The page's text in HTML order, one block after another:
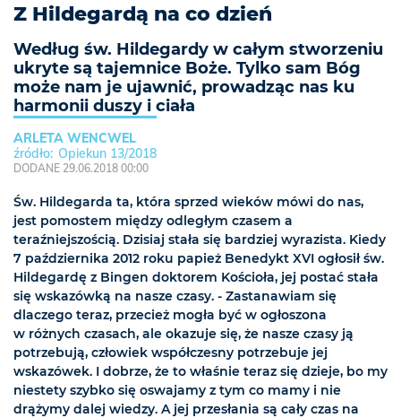
Z Hildegardą na co dzień
Według św. Hildegardy w całym stworzeniu
ukryte są tajemnice Boże. Tylko sam Bóg
może nam je ujawnić, prowadząc nas ku
harmonii duszy i ciała
ARLETA WENCWEL
Opiekun 13/2018
DODANE 29.06.2018 00:00
Św. Hildegarda ta, która sprzed wieków mówi do nas,
jest pomostem między odległym czasem a
teraźniejszością. Dzisiaj stała się bardziej wyrazista. Kiedy
7 października 2012 roku papież Benedykt XVI ogłosił św.
Hildegardę z Bingen doktorem Kościoła, jej postać stała
się wskazówką na nasze czasy. - Zastanawiam się
dlaczego teraz, przecież mogła być w ogłoszona
w różnych czasach, ale okazuje się, że nasze czasy ją
potrzebują, człowiek współczesny potrzebuje jej
wskazówek. I dobrze, że to właśnie teraz się dzieje, bo my
niestety szybko się oswajamy z tym co mamy i nie
drążymy dalej wiedzy. A jej przesłania są cały czas na